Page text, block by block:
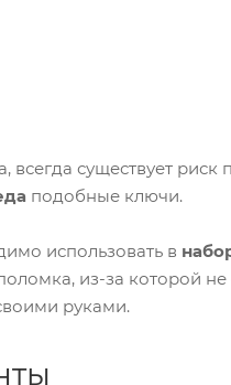
существует риск
подобные ключи.
использовать в
из-за которой
руками.